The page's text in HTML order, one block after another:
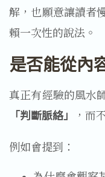
解，也願意讓讀者
賴一次性的說法。
是否能從內
真正有經驗的風水
「判斷脈絡」
，而
例如會提到：